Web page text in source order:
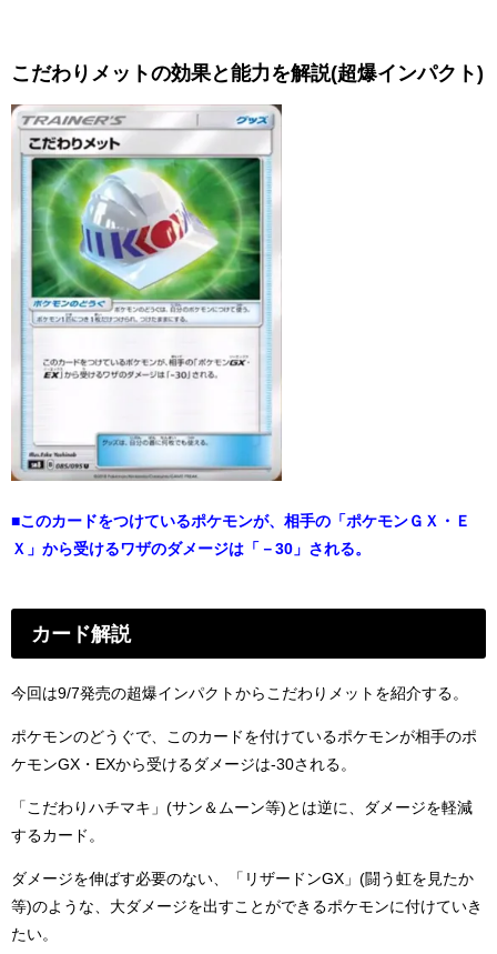
こだわりメットの効果と能力を解説(超爆インパクト)
■このカードをつけているポケモンが、相手の「ポケモンＧＸ・Ｅ
Ｘ」から受けるワザのダメージは「－30」される。
カード解説
今回は9/7発売の超爆インパクトからこだわりメットを紹介する。
ポケモンのどうぐで、このカードを付けているポケモンが相手のポ
ケモンGX・EXから受けるダメージは-30される。
「こだわりハチマキ」(サン＆ムーン等)とは逆に、ダメージを軽減
するカード。
ダメージを伸ばす必要のない、「リザードンGX」(闘う虹を見たか
等)のような、大ダメージを出すことができるポケモンに付けていき
たい。